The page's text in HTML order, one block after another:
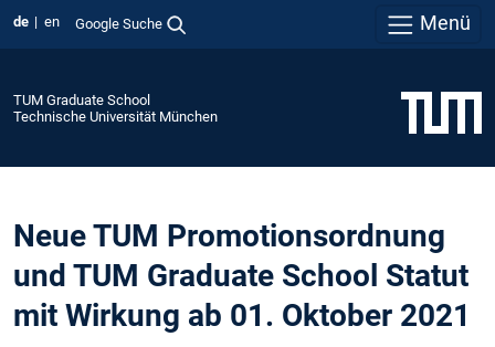
de en Google Suche Menü
TUM Graduate School
Technische Universität München
Neue TUM Promotionsordnung
und TUM Graduate School Statut
mit Wirkung ab 01. Oktober 2021